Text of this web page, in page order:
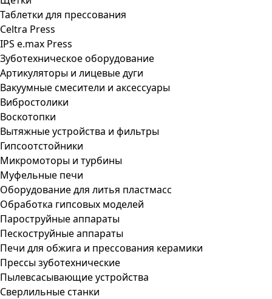
Таблетки для прессования
Celtra Press
IPS e.max Press
Зуботехническое оборудование
Артикуляторы и лицевые дуги
Вакуумные смесители и аксессуары
Вибростолики
Воскотопки
Вытяжные устройства и фильтры
Гипсоотстойники
Микромоторы и турбины
Муфельные печи
Оборудование для литья пластмасс
Обработка гипсовых моделей
Пароструйные аппараты
Пескоструйные аппараты
Печи для обжига и прессования керамики
Прессы зуботехнические
Пылевсасывающие устройства
Сверлильные станки